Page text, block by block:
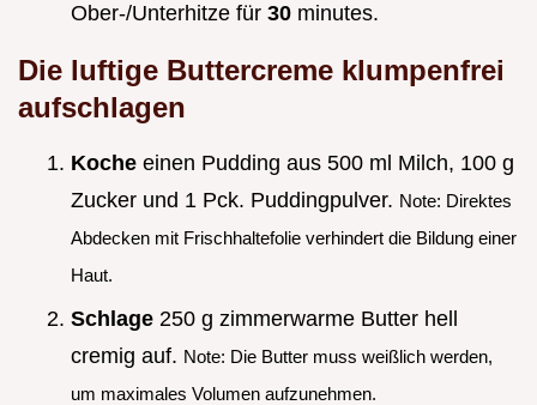
Ober-/Unterhitze für 30 minutes.
Die luftige Buttercreme klumpenfrei
aufschlagen
Koche einen Pudding aus 500 ml Milch, 100 g
Zucker und 1 Pck. Puddingpulver. Note: Direktes
Abdecken mit Frischhaltefolie verhindert die Bildung einer
Haut.
Schlage 250 g zimmerwarme Butter hell
cremig auf. Note: Die Butter muss weißlich werden,
um maximales Volumen aufzunehmen.